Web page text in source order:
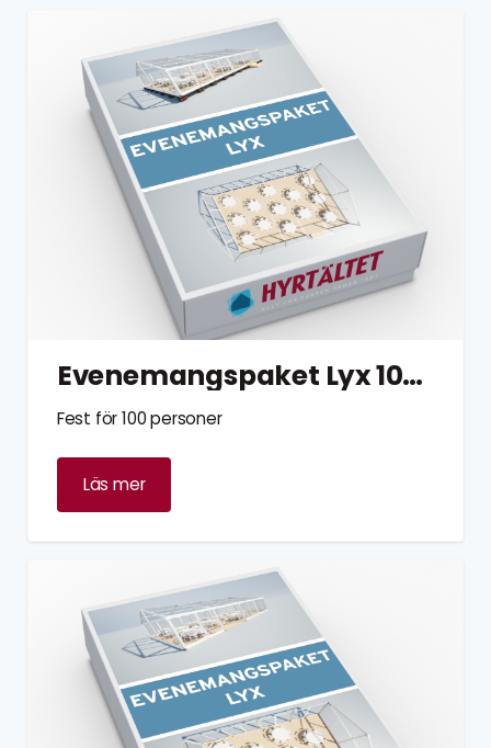
Evenemangspaket Lyx 100 personer
Fest för 100 personer
Läs mer